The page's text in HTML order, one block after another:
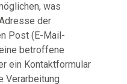
was
der
Post (E-Mail-
betroffene
ein Kontaktformular
Verarbeitung